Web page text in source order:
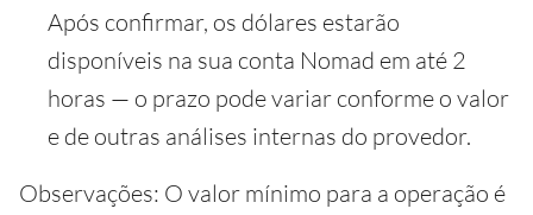
Após confirmar, os dólares estarão
disponíveis na sua conta Nomad em até 2
horas — o prazo pode variar conforme o valor
e de outras análises internas do provedor.
Observações: O valor mínimo para a operação é